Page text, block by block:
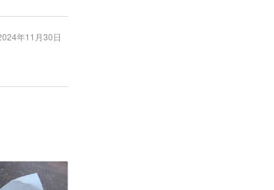
年11月30日